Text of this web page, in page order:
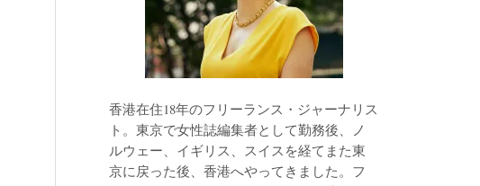
香港在住18年のフリーランス・ジャーナリス
ト。東京で女性誌編集者として勤務後、ノ
ルウェー、イギリス、スイスを経てまた東
京に戻った後、香港へやってきました。フ